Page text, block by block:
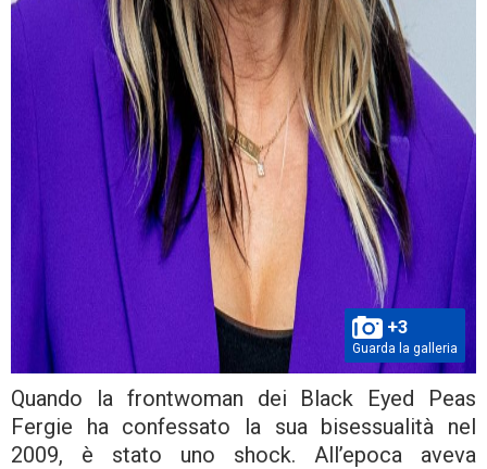
+3
Guarda la galleria
Quando la frontwoman dei Black Eyed Peas
Fergie ha confessato la sua bisessualità nel
2009, è stato uno shock. All’epoca aveva